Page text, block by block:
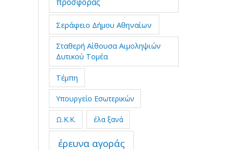
Σεράφειο Δήμου Αθηναίων
Σταθερή Αίθουσα Αιμοληψιών
Δυτικού Τομέα
Τέμπη
Υπουργείο Εσωτερικών
Ω.Κ.Κ. έλα ξανά
έρευνα αγοράς